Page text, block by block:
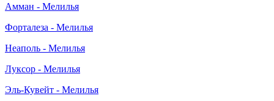
Амман - Мелилья
Форталеза - Мелилья
Неаполь - Мелилья
Луксор - Мелилья
Эль-Кувейт - Мелилья